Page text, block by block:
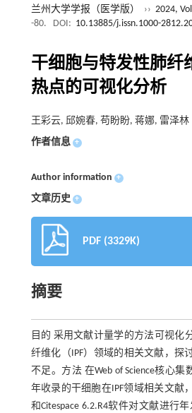
兰州大学学报（医学版） ›› 2024,
-80.
DOI: 10.13885/j.issn.1000-
干细胞与特发性肺纤
热点的可视化分析
王彩云, 邱婉春, 苟盼盼, 蒋娜, 雷泽林
作者信息 +
Author information +
文章历史 +
PDF (3329K)
摘要
目的 采用文献计量学的方法可视化
纤维化（IPF）领域的相关文献，探
不足。方法 在Web of Science核心
年收录的干细胞在IPF领域相关文献
和Citespace 6.2.R4软件对文献进行